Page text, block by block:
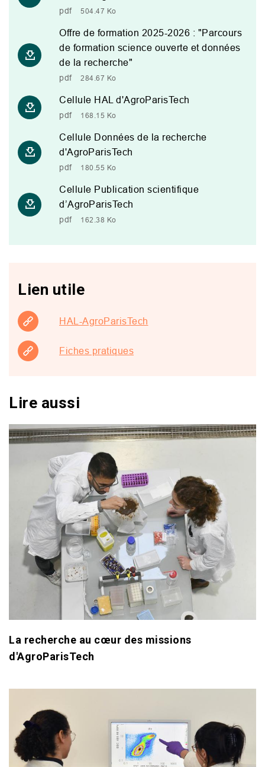
pdf 504.47 Ko
Offre de formation 2025-2026 : "Parcours
de formation science ouverte et données
de la recherche"
pdf 284.67 Ko
Cellule HAL d'AgroParisTech
pdf 168.15 Ko
Cellule Données de la recherche
d'AgroParisTech
pdf 180.55 Ko
Cellule Publication scientifique
d’AgroParisTech
pdf 162.38 Ko
Lien utile
HAL-AgroParisTech
Fiches pratiques
Lire aussi
La recherche au cœur des missions
d'AgroParisTech